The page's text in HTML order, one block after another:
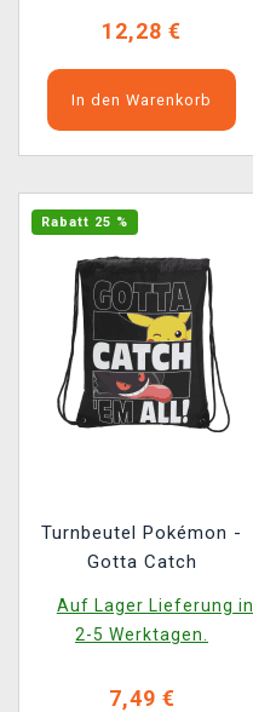
12,28 €
In den Warenkorb
Rabatt 25 %
Turnbeutel Pokémon -
Gotta Catch
Auf Lager Lieferung in
2-5 Werktagen.
7,49 €